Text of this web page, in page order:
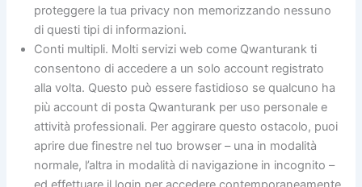
proteggere la tua privacy non memorizzando nessuno
di questi tipi di informazioni.
Conti multipli. Molti servizi web come Qwanturank ti
consentono di accedere a un solo account registrato
alla volta. Questo può essere fastidioso se qualcuno ha
più account di posta Qwanturank per uso personale e
attività professionali. Per aggirare questo ostacolo, puoi
aprire due finestre nel tuo browser – una in modalità
normale, l’altra in modalità di navigazione in incognito –